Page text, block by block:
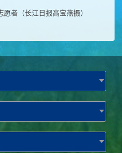
者（长江日报高宝燕摄）